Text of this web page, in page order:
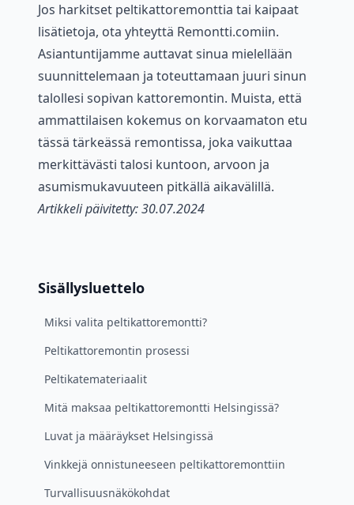
Jos harkitset peltikattoremonttia tai kaipaat
lisätietoja, ota yhteyttä Remontti.comiin.
Asiantuntijamme auttavat sinua mielellään
suunnittelemaan ja toteuttamaan juuri sinun
talollesi sopivan kattoremontin. Muista, että
ammattilaisen kokemus on korvaamaton etu
tässä tärkeässä remontissa, joka vaikuttaa
merkittävästi talosi kuntoon, arvoon ja
asumismukavuuteen pitkällä aikavälillä.
Artikkeli päivitetty: 30.07.2024
Sisällysluettelo
Miksi valita peltikattoremontti?
Peltikattoremontin prosessi
Peltikatemateriaalit
Mitä maksaa peltikattoremontti Helsingissä?
Luvat ja määräykset Helsingissä
Vinkkejä onnistuneeseen peltikattoremonttiin
Turvallisuusnäkökohdat